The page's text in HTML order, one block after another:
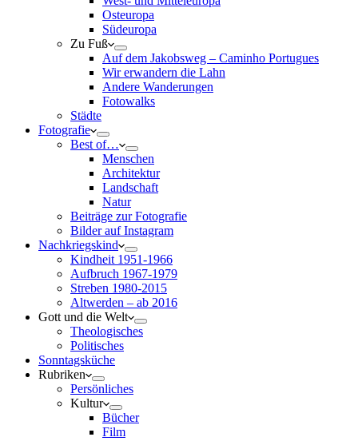
Osteuropa
Südeuropa
Zu Fuß
Auf dem Jakobsweg – Caminho Portugues
Wir erwandern die Lahn
Andere Wanderungen
Fotowalks
Städte
Fotografie
Best of…
Menschen
Architektur
Landschaft
Natur
Beiträge zur Fotografie
Bilder auf Instagram
Nachkriegskind
Kindheit 1951-1966
Aufbruch 1967-1979
Streben 1980-2015
Altwerden – ab 2016
Gott und die Welt
Theologisches
Politisches
Sonntagsküche
Rubriken
Persönliches
Kultur
Bücher
Film